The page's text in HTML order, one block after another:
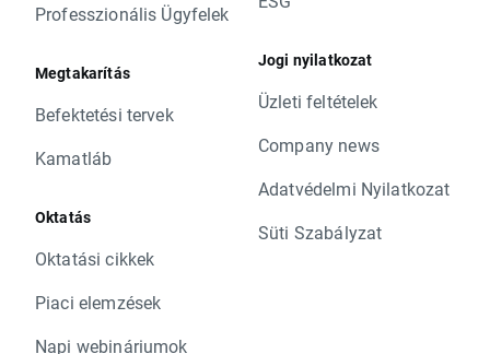
Professzionális Ügyfelek
Megtakarítás
Befektetési tervek
Kamatláb
Oktatás
Oktatási cikkek
Piaci elemzések
Napi webináriumok
Jogi nyilatkozat
Üzleti feltételek
Company news
Adatvédelmi Nyilatkozat
Süti Szabályzat